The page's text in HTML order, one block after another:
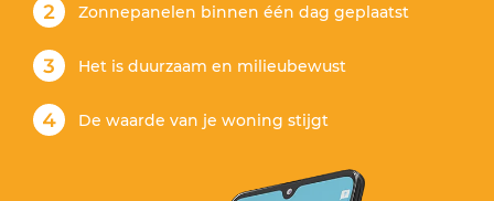
Zonnepanelen binnen één dag geplaatst
Het is duurzaam en milieubewust
De waarde van je woning stijgt